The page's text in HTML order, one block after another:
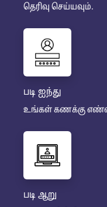
தெரிவு செய்யவும்.
படி ஐந்து
உங்கள் கணக்கு
படி ஆறு